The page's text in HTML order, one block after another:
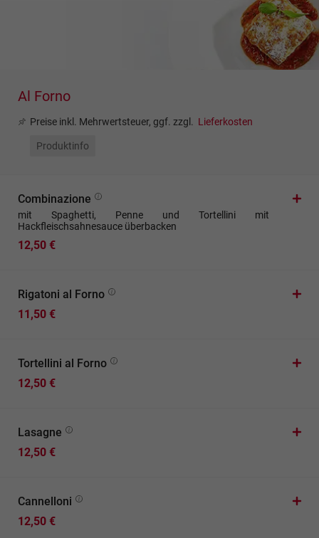
Al Forno
Preise inkl. Mehrwertsteuer, ggf. zzgl. Lieferkosten
Produktinfo
Combinazione
mit Spaghetti, Penne und Tortellini mit
Hackfleischsahnesauce überbacken
12,50 €
Rigatoni al Forno
11,50 €
Tortellini al Forno
12,50 €
Lasagne
12,50 €
Cannelloni
12,50 €